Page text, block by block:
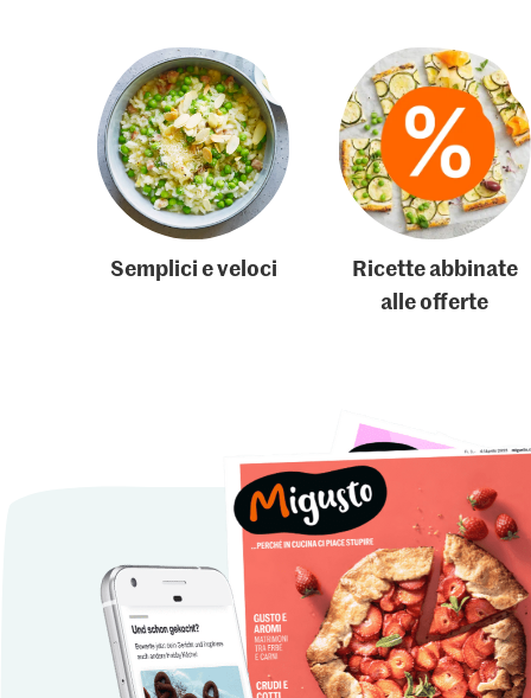
Semplici e veloci
Ricette abbinate
alle offerte